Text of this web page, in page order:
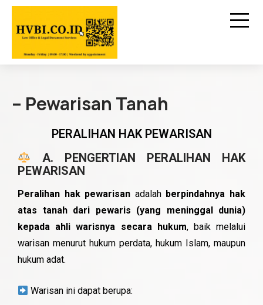
– Pewarisan Tanah
PERALIHAN HAK PEWARISAN
A. PENGERTIAN PERALIHAN HAK
PEWARISAN
Peralihan hak pewarisan adalah berpindahnya hak
atas tanah dari pewaris (yang meninggal dunia)
kepada ahli warisnya secara hukum, baik melalui
warisan menurut hukum perdata, hukum Islam, maupun
hukum adat.
Warisan ini dapat berupa: